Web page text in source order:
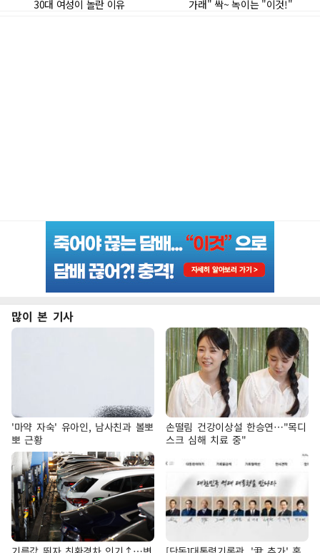
많이 본 기사
'마약 자숙' 유아인, 남사친과 볼뽀
뽀 근황
손떨림 건강이상설 한승연…"목디
스크 심해 치료 중"